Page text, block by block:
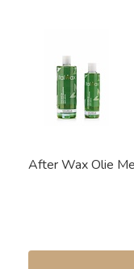
After Wax Olie